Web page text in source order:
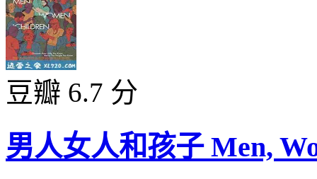
豆瓣 6.7 分
男人女人和孩子 Men,